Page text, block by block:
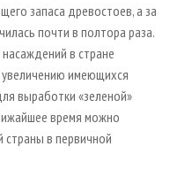
запаса древостоев, а за
почти в полтора раза.
в стране
увеличению имеющихся
выработки «зеленой»
время можно
страны в первичной